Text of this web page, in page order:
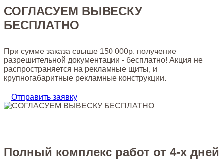
СОГЛАСУЕМ ВЫВЕСКУ
БЕСПЛАТНО
При сумме заказа свыше 150 000р. получение
разрешительной документации - бесплатно! Акция не
распространяется на рекламные щиты, и
крупногабаритные рекламные конструкции.
Отправить заявку
Полный комплекс работ от 4-х дней